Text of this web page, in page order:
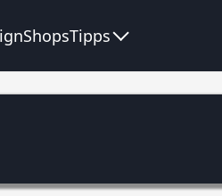
ShopsTipps